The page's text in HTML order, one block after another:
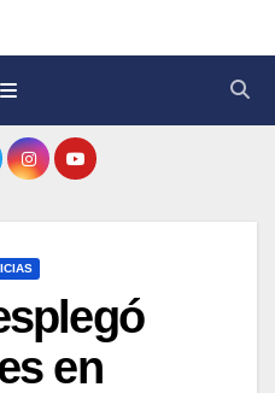
en